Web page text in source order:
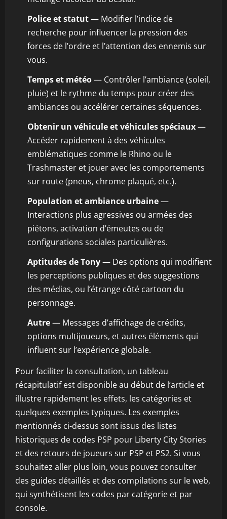
Police et statut— Modifier l’indice de
recherche pour influencer la pression des
forces de l’ordre et l’attention des ennemis sur
vous.
Temps et météo— Contrôler l’ambiance (soleil,
pluie) et le rythme du temps pour créer des
ambiances ou accélérer certaines séquences.
Obtenir un véhicule et véhicules spéciaux—
Accéder rapidement à des véhicules
emblématiques comme le Rhino ou le
Trashmaster et jouer avec les comportements
sur route (pneus, chrome plaqué, etc.).
Population et ambiance urbaine—
Interactions plus agressives ou armées des
piétons, activation d’émeutes ou de
configurations sociales particulières.
Aptitudes de Tony— Des options qui modifient
les perceptions publiques et des suggestions
des médias, ou l’étrange côté cartoon du
personnage.
Autre— Messages d’affichage de crédits,
options multijoueurs, et autres éléments qui
influent sur l’expérience globale.
Pour faciliter la consultation, un tableau
récapitulatif est disponible au début de l’article et
illustre rapidement les effets, les catégories et
quelques exemples typiques. Les exemples
mentionnés ci-dessus sont issus des listes
historiques de codes PSP pour Liberty City Stories
et des retours de joueurs sur PSP et PS2. Si vous
souhaitez aller plus loin, vous pouvez consulter
des guides détaillés et des compilations sur le web,
qui synthétisent les codes par catégorie et par
console.